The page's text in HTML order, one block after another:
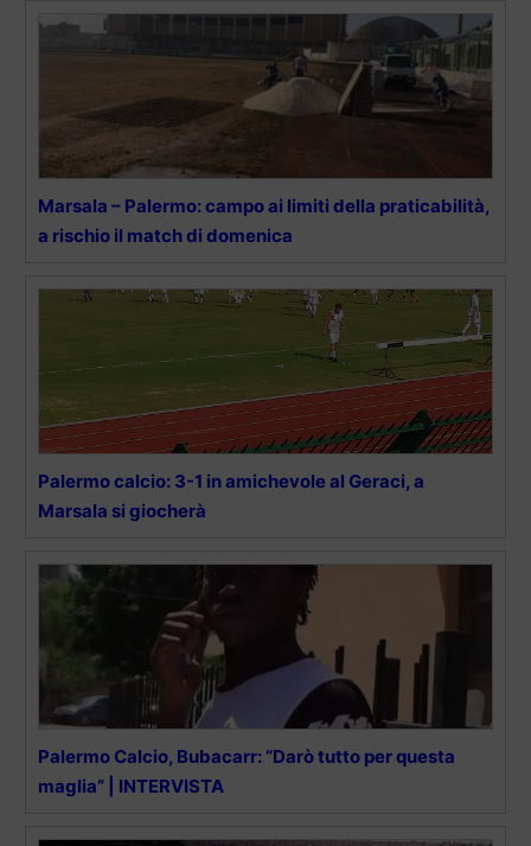
Marsala – Palermo: campo ai limiti della praticabilità,
a rischio il match di domenica
Palermo calcio: 3-1 in amichevole al Geraci, a
Marsala si giocherà
Palermo Calcio, Bubacarr: “Darò tutto per questa
maglia” | INTERVISTA